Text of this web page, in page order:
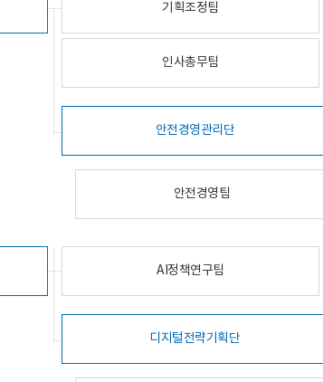
기획조정팀
인사총무팀
안전경영관리단
안전경영팀
AI정책연구팀
디지털전략기획단